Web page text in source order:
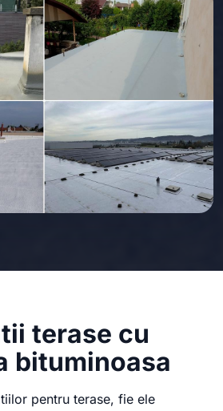
terase cu
bituminoasa
pentru terase, fie ele